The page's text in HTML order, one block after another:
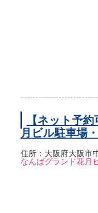
【ネット予
月ビル駐車場
住所：大阪府大阪市
なんばグランド花